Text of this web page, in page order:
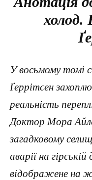
холод.
У восьмому томі
Ґеррітсен
реальність
Доктор Мора
загадковому
аварії на
відображене на